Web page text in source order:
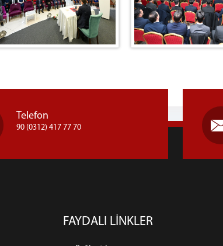
Telefon
90 (0312) 417 77 70
FAYDALI LİNKLER